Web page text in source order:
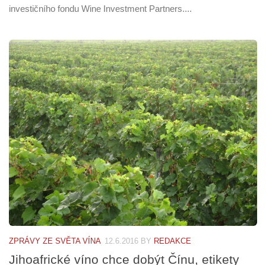
investičního fondu Wine Investment Partners....
ZPRÁVY ZE SVĚTA VÍNA 12.6.2016 BY REDAKCE
Jihoafrické víno chce dobýt Čínu, etikety